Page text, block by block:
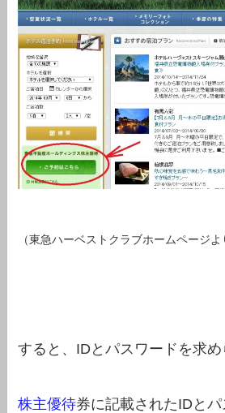
（東急ハーベストクラブホームページよ
すると、IDとパスワードを求め
株主優待券に記載されたIDとパ